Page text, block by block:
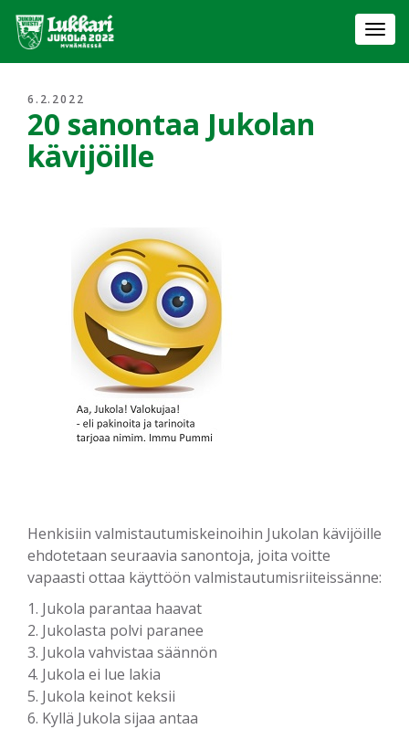
6.2.2022
20 sanontaa Jukolan
kävijöille
Henkisiin valmistautumiskeinoihin Jukolan kävijöille
ehdotetaan seuraavia sanontoja, joita voitte
vapaasti ottaa käyttöön valmistautumisriiteissänne:
1. Jukola parantaa haavat
2. Jukolasta polvi paranee
3. Jukola vahvistaa säännön
4. Jukola ei lue lakia
5. Jukola keinot keksii
6. Kyllä Jukola sijaa antaa